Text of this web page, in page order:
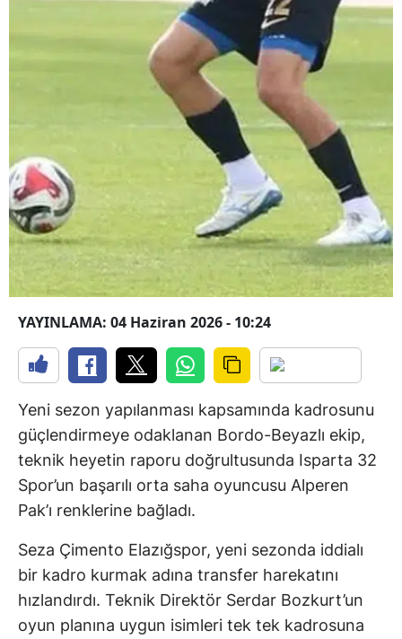
YAYINLAMA: 04 Haziran 2026 - 10:24
Yeni sezon yapılanması kapsamında kadrosunu
güçlendirmeye odaklanan Bordo-Beyazlı ekip,
teknik heyetin raporu doğrultusunda Isparta 32
Spor’un başarılı orta saha oyuncusu Alperen
Pak’ı renklerine bağladı.
Seza Çimento Elazığspor, yeni sezonda iddialı
bir kadro kurmak adına transfer harekatını
hızlandırdı. Teknik Direktör Serdar Bozkurt’un
oyun planına uygun isimleri tek tek kadrosuna